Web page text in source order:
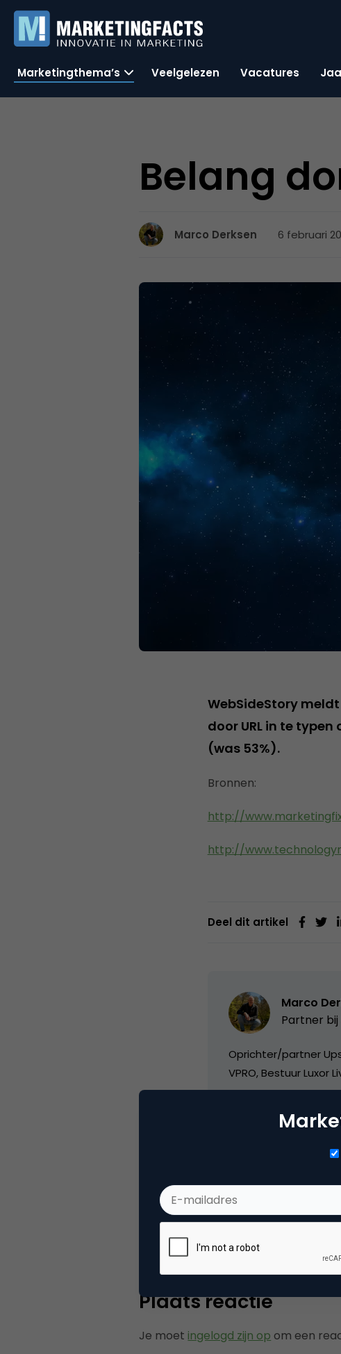
Marketingthema’s Veelgelezen Vacatures
Belang
Marco Derksen 6 februari
WebSideStory
door URL in te
(was 53%).
Bronnen:
http://
http://
Deel dit artikel
Marco
Partner bij
Oprichter/partner
VPRO, Bestuur Luxor
Categorie Marketing
Plaats reactie
Je moet ingelogd zijn op om een